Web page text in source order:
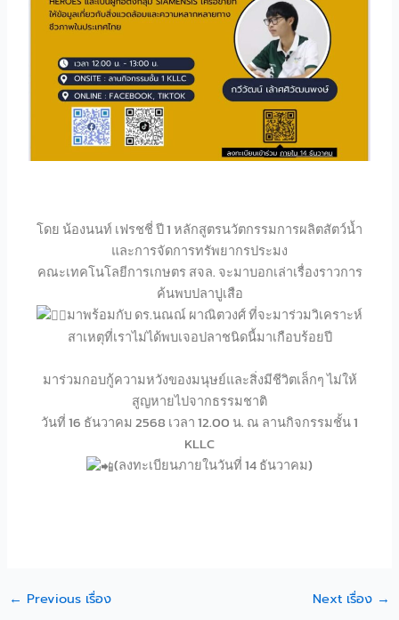
โดย น้องนนท์ เฟรชชี่ ปี 1 หลักสูตรนวัตกรรมการผลิตสัตว์น้ำ
และการจัดการทรัพยากรประมง
คณะเทคโนโลยีการเกษตร สจล. จะมาบอกเล่าเรื่องราวการ
ค้นพบปลาบู่เสือ
มาพร้อมกับ ดร.นณณ์ ผาณิตวงศ์ ที่จะมาร่วมวิเคราะห์
สาเหตุที่เราไม่ได้พบเจอปลาชนิดนี้มาเกือบร้อยปี
มาร่วมกอบกู้ความหวังของมนุษย์และสิ่งมีชีวิตเล็กๆ ไม่ให้
สูญหายไปจากธรรมชาติ
วันที่ 16 ธันวาคม 2568 เวลา 12.00 น. ณ ลานกิจกรรมชั้น 1
KLLC
(ลงทะเบียนภายในวันที่ 14 ธันวาคม)
← Previous เรื่อง Next เรื่อง →